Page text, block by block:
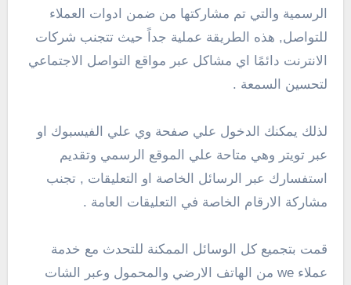
الرسمية والتي تم مشاركتها من ضمن ادوات العملاء
للتواصل, هذه الطريقة عملية جداً حيث تتجنب شركات
الانترنت دائمًا اي مشاكل عبر مواقع التواصل الاجتماعي
لتحسين السمعة .
لذلك يمكنك الدخول علي صفحة وي علي الفيسبوك او
عبر تويتر وهي متاحة علي الموقع الرسمي وتقديم
استفسارك عبر الرسائل الخاصة او التعليقات , تجنب
مشاركة الارقام الخاصة في التعليقات العامة .
قمت بتجميع كل الوسائل الممكنة للتحدث مع خدمة
عملاء we من الهاتف الارضي والمحمول وعبر الشات